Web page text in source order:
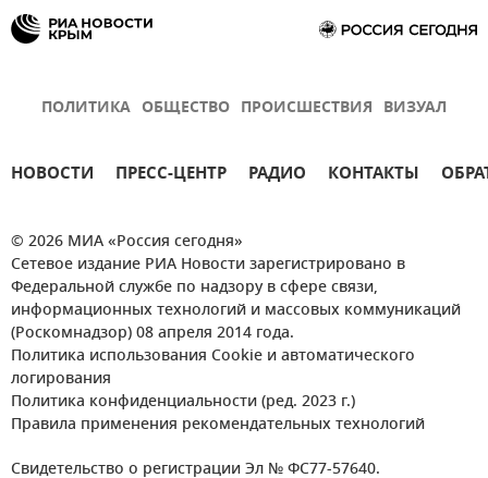
ПОЛИТИКА ОБЩЕСТВО ПРОИСШЕСТВИЯ ВИЗУАЛ
НОВОСТИ ПРЕСС-ЦЕНТР РАДИО КОНТАКТЫ
© 2026 МИА «Россия сегодня»
Сетевое издание РИА Новости зарегистрировано в
Федеральной службе по надзору в сфере связи,
информационных технологий и массовых коммуникаций
(Роскомнадзор) 08 апреля 2014 года.
Политика использования Cookie и автоматического
логирования
Политика конфиденциальности (ред. 2023 г.)
Правила применения рекомендательных технологий
Свидетельство о регистрации Эл № ФС77-57640.